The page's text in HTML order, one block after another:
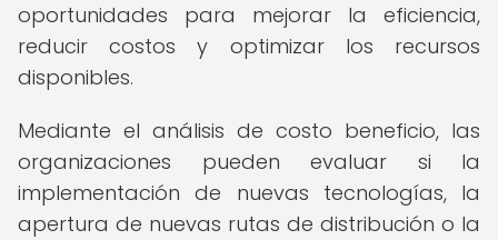
oportunidades para mejorar la eficiencia,
reducir costos y optimizar los recursos
disponibles.
Mediante el análisis de costo beneficio, las
organizaciones pueden evaluar si la
implementación de nuevas tecnologías, la
apertura de nuevas rutas de distribución o la